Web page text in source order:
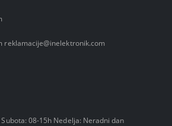
reklamacije@inelektronik.com
08-15h Nedelja: Neradni dan